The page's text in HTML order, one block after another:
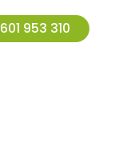
601 953 310